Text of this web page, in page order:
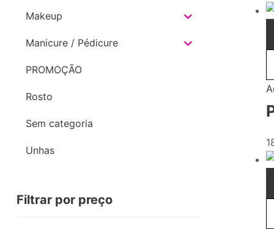
Makeup
Manicure / Pédicure
PROMOÇÃO
Rosto
Sem categoria
Unhas
Filtrar por preço